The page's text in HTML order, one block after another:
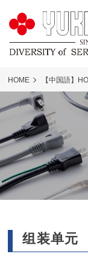
HOME 【中国語】
通讯电线/通电设备/载流
组装单元